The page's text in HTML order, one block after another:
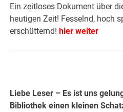
Ein zeitloses Dokument über
heutigen Zeit! Fesselnd, hoch
erschütternd! hier weiter
Liebe Leser – Es ist uns
Bibliothek einen kleinen